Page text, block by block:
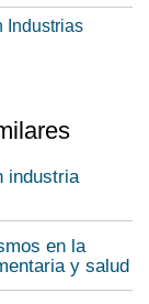
Industrias
industria
en la
y salud